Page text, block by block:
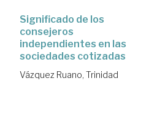
Significado de los
consejeros
independientes en las
sociedades cotizadas
Vázquez Ruano, Trinidad